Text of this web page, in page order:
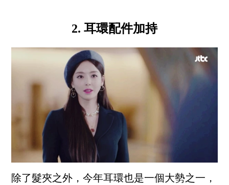
2. 耳環配件加持
除了髮夾之外，今年耳環也是一個大勢之一，